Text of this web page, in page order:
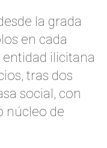
la grada
en cada
ilicitana
tras dos
social, con
núcleo de